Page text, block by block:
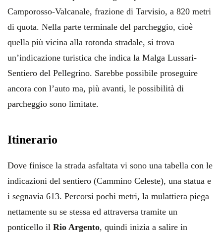
Camporosso-Valcanale, frazione di Tarvisio, a 820 metri
di quota. Nella parte terminale del parcheggio, cioè
quella più vicina alla rotonda stradale, si trova
un’indicazione turistica che indica la Malga Lussari-
Sentiero del Pellegrino. Sarebbe possibile proseguire
ancora con l’auto ma, più avanti, le possibilità di
parcheggio sono limitate.
Itinerario
Dove finisce la strada asfaltata vi sono una tabella con le
indicazioni del sentiero (Cammino Celeste), una statua e
i segnavia 613. Percorsi pochi metri, la mulattiera piega
nettamente su se stessa ed attraversa tramite un
ponticello il Rio Argento, quindi inizia a salire in